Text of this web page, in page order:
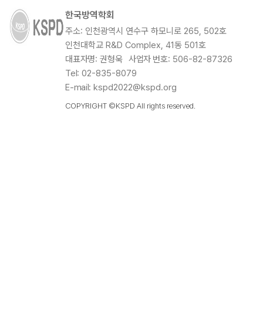
한국방역학회
주소: 인천광역시 연수구 하모니로 265, 502호
인천대학교 R&D Complex, 41동 501호
대표자명: 권형욱 사업자 번호: 506-82-87326
Tel: 02-835-8079
E-mail: kspd2022@kspd.org
COPYRIGHT ©KSPD All rights reserved.